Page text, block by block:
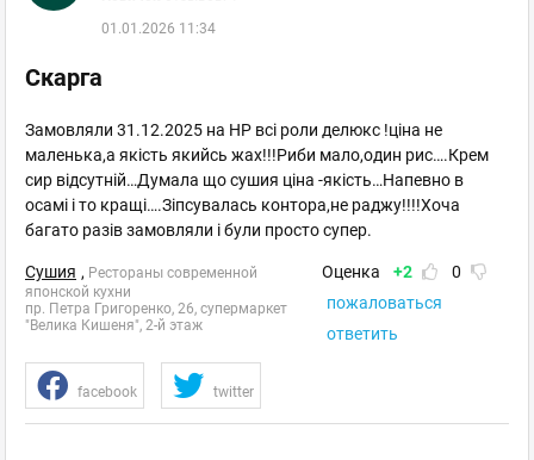
01.01.2026 11:34
Скарга
Замовляли 31.12.2025 на НР всі роли делюкс !ціна не
маленька,а якість якийсь жах!!!Риби мало,один рис….Крем
сир відсутній…Думала що сушия ціна -якість…Напевно в
осамі і то кращі….Зіпсувалась контора,не раджу!!!!Хоча
багато разів замовляли і були просто супер.
Сушия , Рестораны современной
японской кухни
пр. Петра Григоренко, 26, супермаркет
"Велика Кишеня", 2-й этаж
Оценка +2
0
пожаловаться
ответить
facebook twitter